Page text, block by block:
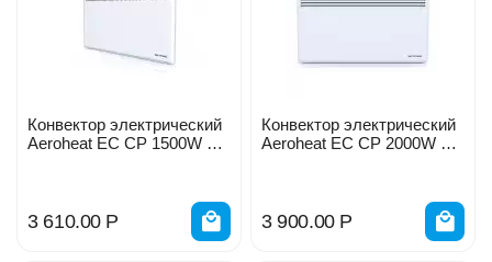
Конвектор электрический
Aeroheat EC CP 1500W M
3 610.00 Р
Конвектор электрический
Aeroheat EC CP 2000W M
3 900.00 Р